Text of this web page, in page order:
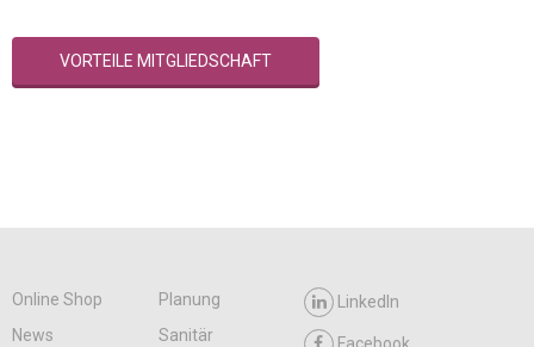
VORTEILE MITGLIEDSCHAFT
Online Shop
Planung
News
Sanitär
LinkedIn
Facebook